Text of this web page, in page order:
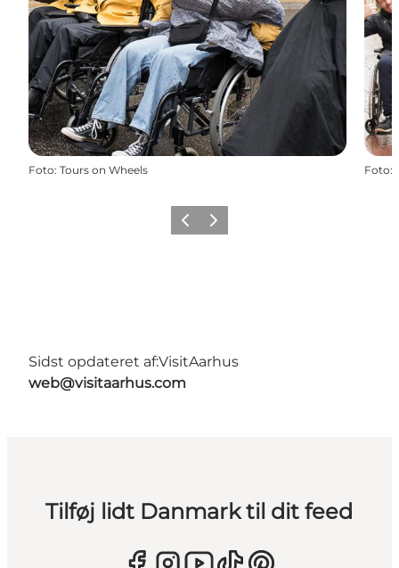
Foto: Tours on Wheels Foto:
ForrigeNæste
Sidst opdateret af:VisitAarhus
web@visitaarhus.com
Tilføj lidt Danmark til dit feed